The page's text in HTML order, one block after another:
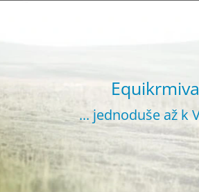
Equikrmiva
... jednoduše až k
CO POTŘEBUJETE NAJÍT?
HLEDAT
DOPORUČUJEME